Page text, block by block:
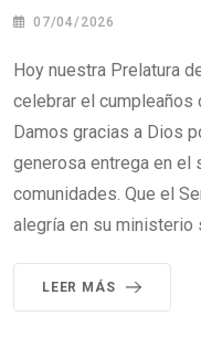
07/04/2026
Hoy nuestra Prelatura
celebrar el cumpleaños
Damos gracias a Dios
generosa entrega en el
comunidades. Que el
alegría en su ministerio
LEER MÁS